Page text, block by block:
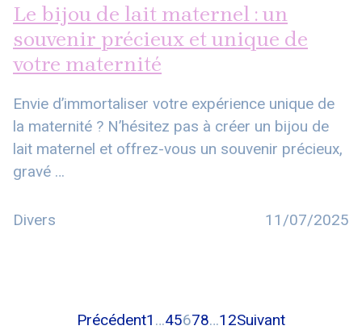
Le bijou de lait maternel : un
souvenir précieux et unique de
votre maternité
Envie d’immortaliser votre expérience unique de
la maternité ? N’hésitez pas à créer un bijou de
lait maternel et offrez-vous un souvenir précieux,
gravé …
Divers 11/07/2025
Précédent1 …45678…12Suivant